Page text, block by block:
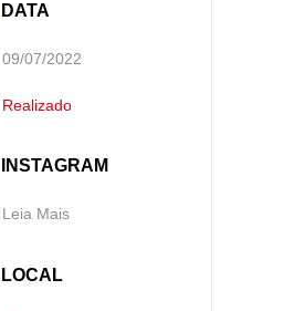
DATA
09/07/2022
Realizado
INSTAGRAM
Leia Mais
LOCAL